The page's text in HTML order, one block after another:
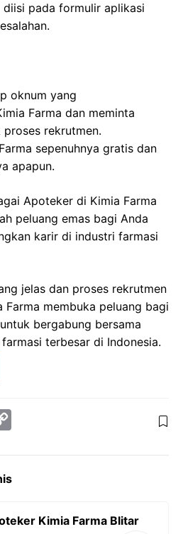
pada formulir aplikasi
oknum yang
Farma dan meminta
proses rekrutmen.
sepenuhnya gratis dan
apapun.
Apoteker di Kimia Farma
peluang emas bagi Anda
karir di industri farmasi
jelas dan proses rekrutmen
Farma membuka peluang bagi
bergabung bersama
terbesar di Indonesia.
y
i
Kimia Farma Blitar